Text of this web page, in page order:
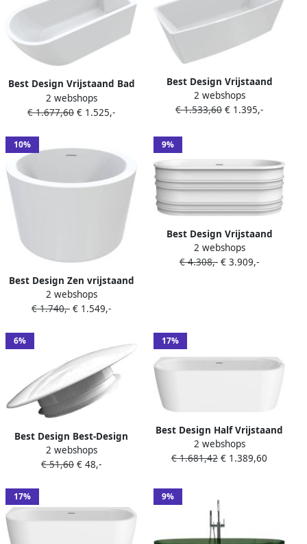
Best Design Vrijstaand Bad
Boat 170x75.5x57 cm Glans
Wit
2 webshops
€ 1.677,60 € 1.525,-
Best Design Vrijstaand
Ligbad Qura 180x80x58 cm
Glanzend Wit
2 webshops
€ 1.533,60 € 1.395,-
10%
Best Design Zen vrijstaand
bad 104x104x67.5cm rond
acryl glans wit 4019160
2 webshops
€ 1.740,- € 1.549,-
9%
Best Design Vrijstaand
Ligbad Drible Ovaal
168x78x60 cm Acryl Mat Wit
2 webshops
€ 4.308,- € 3.909,-
6%
Best Design Best-Design
Bovenkapje Clic-Waste
Glans-Wit tbv Acyrl Baden
2 webshops
€ 51,60 € 48,-
17%
Best Design Half Vrijstaand
Ligbad Bareiss 180x80x60
cm Acryl Glans Wit
2 webshops
€ 1.681,42 € 1.389,60
17% 9%